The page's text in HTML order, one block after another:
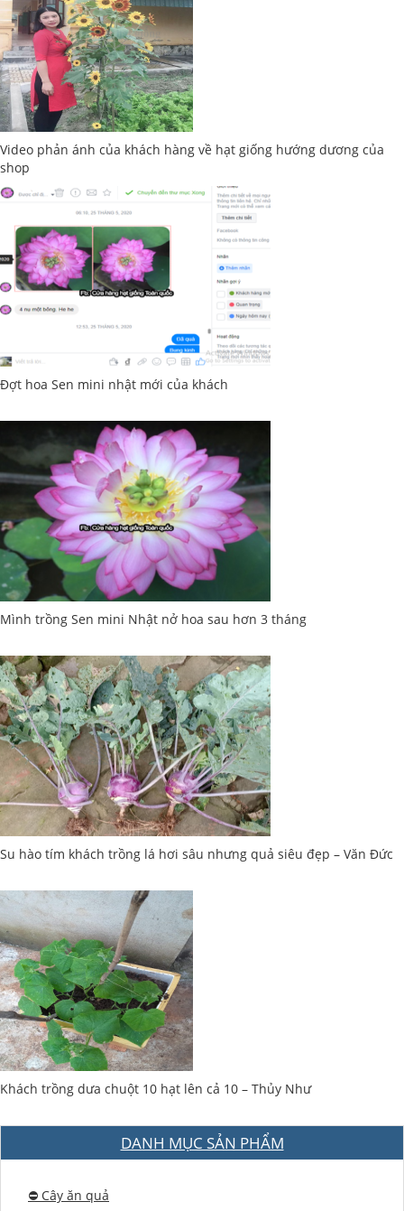
Video phản ánh của khách hàng về hạt giống hướng dương của
shop
Đợt hoa Sen mini nhật mới của khách
Mình trồng Sen mini Nhật nở hoa sau hơn 3 tháng
Su hào tím khách trồng lá hơi sâu nhưng quả siêu đẹp – Văn Đức
Khách trồng dưa chuột 10 hạt lên cả 10 – Thủy Như
DANH MỤC SẢN PHẨM
⛔️ Cây ăn quả